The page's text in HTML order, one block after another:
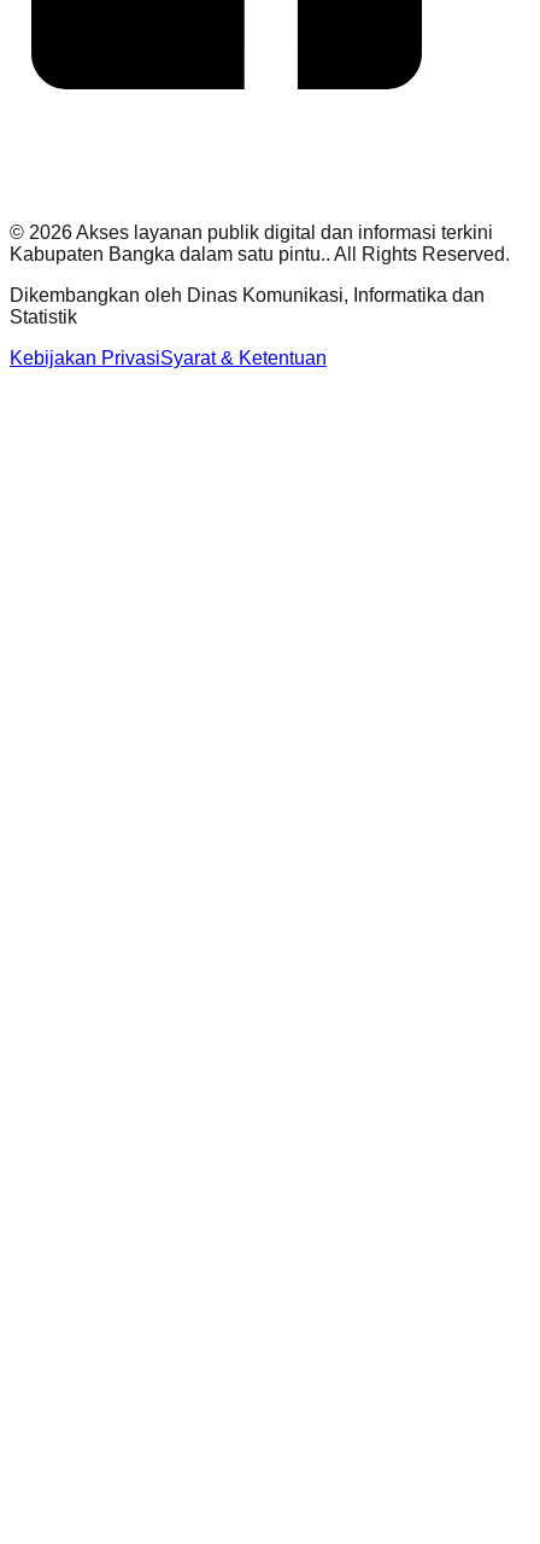
© 2026Akses layanan publik digital dan informasi terkini
Kabupaten Bangka dalam satu pintu.. All Rights Reserved.
Dikembangkan oleh Dinas Komunikasi, Informatika dan
Statistik
Kebijakan PrivasiSyarat & Ketentuan